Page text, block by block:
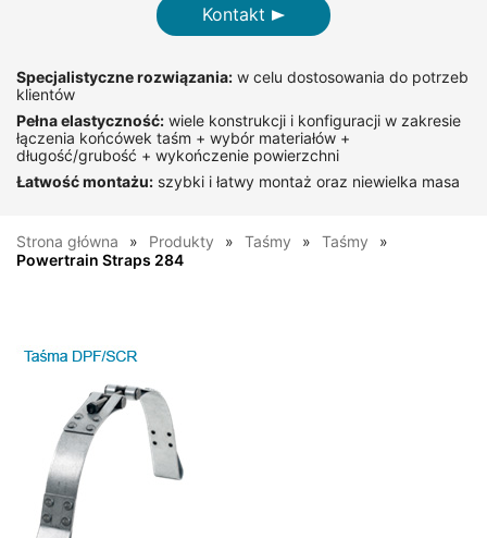
Kontakt
Specjalistyczne rozwiązania: w celu dostosowania do potrzeb
klientów
Pełna elastyczność: wiele konstrukcji i konfiguracji w zakresie
łączenia końcówek taśm + wybór materiałów +
długość/grubość + wykończenie powierzchni
Łatwość montażu: szybki i łatwy montaż oraz niewielka masa
Strona główna Produkty Taśmy
Taśmy
Powertrain Straps 284